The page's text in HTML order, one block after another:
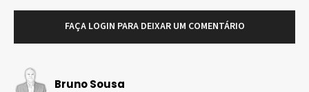
Bruno Sousa
FAÇA LOGIN PARA DEIXAR UM COMENTÁRIO